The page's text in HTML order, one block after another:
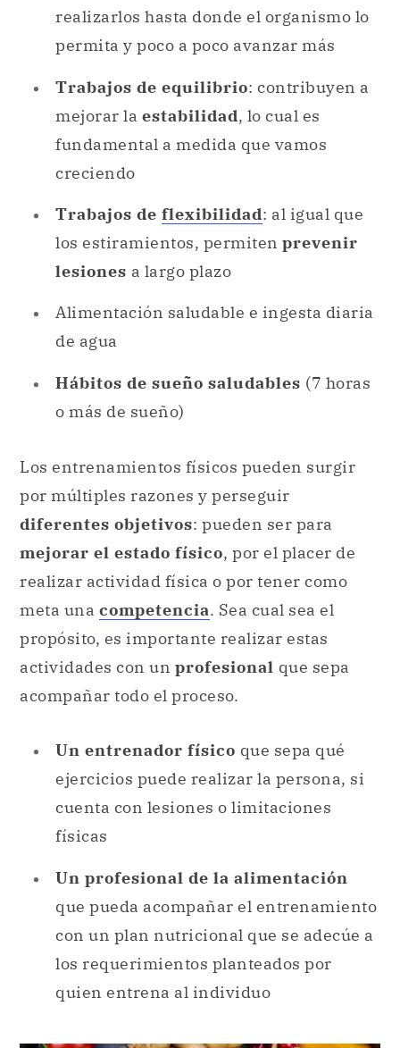
realizarlos hasta donde el organismo lo
permita y poco a poco avanzar más
Trabajos de equilibrio: contribuyen a
mejorar la estabilidad, lo cual es
fundamental a medida que vamos
creciendo
Trabajos de flexibilidad: al igual que
los estiramientos, permiten prevenir
lesiones a largo plazo
Alimentación saludable e ingesta diaria
de agua
Hábitos de sueño saludables (7 horas
o más de sueño)
Los entrenamientos físicos pueden surgir
por múltiples razones y perseguir
diferentes objetivos: pueden ser para
mejorar el estado físico, por el placer de
realizar actividad física o por tener como
meta una competencia. Sea cual sea el
propósito, es importante realizar estas
actividades con un profesional que sepa
acompañar todo el proceso.
Un entrenador físico que sepa qué
ejercicios puede realizar la persona, si
cuenta con lesiones o limitaciones
físicas
Un profesional de la alimentación
que pueda acompañar el entrenamiento
con un plan nutricional que se adecúe a
los requerimientos planteados por
quien entrena al individuo